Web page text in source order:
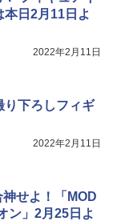
日2月11日よ
2022年2月11日
り下ろしフィギ
2022年2月11日
せよ！「MOD
ン」2月25日よ